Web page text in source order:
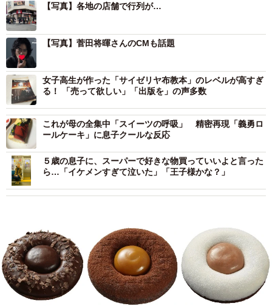
【写真】各地の店舗で行列が…
【写真】菅田将暉さんのCMも話題
女子高生が作った「サイゼリヤ布教本」のレベルが高すぎ
る！ 「売って欲しい」「出版を」の声多数
これが母の全集中「スイーツの呼吸」 精密再現「義勇ロ
ールケーキ」に息子クールな反応
５歳の息子に、スーパーで好きな物買っていいよと言った
ら…「イケメンすぎて泣いた」「王子様かな？」